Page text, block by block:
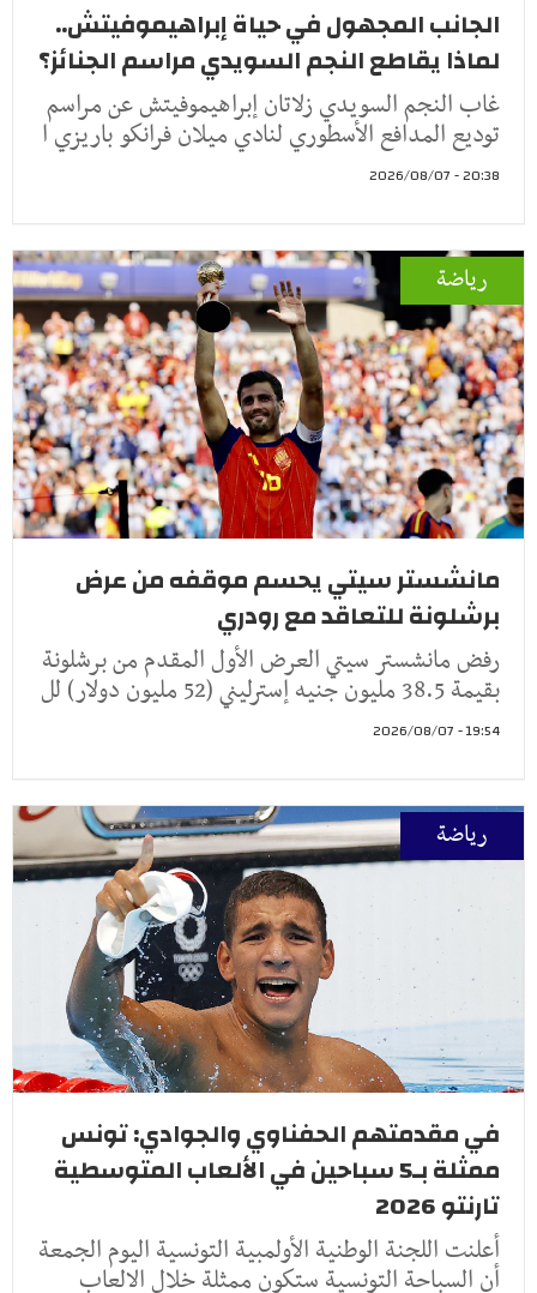
الجانب المجهول في حياة إبراهيموفيتش..
لماذا يقاطع النجم السويدي مراسم الجنائز؟
غاب النجم السويدي زلاتان إبراهيموفيتش عن مراسم
توديع المدافع الأسطوري لنادي ميلان فرانكو باريزي ا
20:38 - 2026/08/07
رياضة
مانشستر سيتي يحسم موقفه من عرض
برشلونة للتعاقد مع رودري
رفض مانشستر سيتي العرض الأول المقدم من برشلونة
بقيمة 38.5 مليون جنيه إسترليني (52 مليون دولار) لل
19:54 - 2026/08/07
رياضة
في مقدمتهم الحفناوي والجوادي: تونس
ممثلة بـ5 سباحين في الألعاب المتوسطية
تارنتو 2026
أعلنت اللجنة الوطنية الأولمبية التونسية اليوم الجمعة
أن السباحة التونسية ستكون ممثلة خلال الالعاب